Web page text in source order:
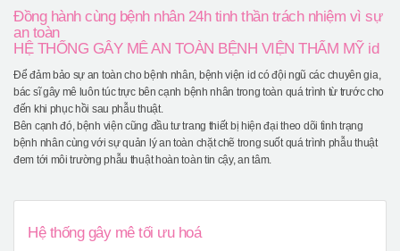
Real Selfie Review
Đồng hành cùng bệnh nhân 24h tinh thần trách nhiệm vì sự
an toàn
HỆ THỐNG GÂY MÊ AN TOÀN BỆNH VIỆN THẨM MỸ id
Để đảm bảo sự an toàn cho bệnh nhân, bệnh viện id có đội ngũ các chuyên gia,
bác sĩ gây mê luôn túc trực bên cạnh bệnh nhân trong toàn quá trình từ trước cho
đến khi phục hồi sau phẫu thuật.
Bên cạnh đó, bệnh viện cũng đầu tư trang thiết bị hiện đại theo dõi tình trạng
bệnh nhân cùng với sự quản lý an toàn chặt chẽ trong suốt quá trình phẫu thuật
đem tới môi trường phẫu thuật hoàn toàn tin cậy, an tâm.
Hệ thống gây mê tối ưu hoá